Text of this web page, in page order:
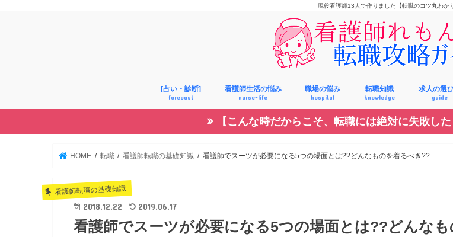
現役看護師13人で作りました【転職のコツ丸わか
[占い・診断]
forecast
看護師生活の悩み
nurse-life
子育て
生活
恋愛
職場の悩み
hospital
給料
対人関係
休み・勤務時間
スキル
転職知識
knowledge
求人の選
guide
【こんな時だからこそ、転職には絶対に失敗し
HOME 転職 看護師転職の基礎知識 看護師でスーツが必要になる5つの場面とは??どんなものを着るべき??
看護師転職の基礎知識
2018.12.22 2019.06.17
看護師でスーツが必要になる5つの場面とは??どんな